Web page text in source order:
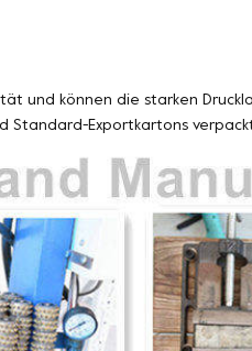
und können die starken
Standard-Exportkartons